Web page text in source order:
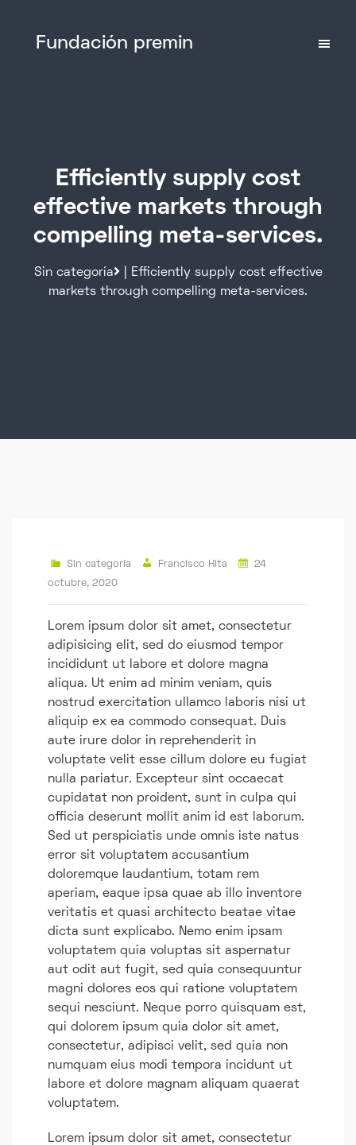
Fundación premin
Efficiently supply cost
effective markets through
compelling meta-services.
Sin categoría
| Efficiently supply cost effective
markets through compelling meta-services.
Sin categoría Francisco Hita
24
octubre, 2020
Lorem ipsum dolor sit amet, consectetur
adipisicing elit, sed do eiusmod tempor
incididunt ut labore et dolore magna
aliqua. Ut enim ad minim veniam, quis
nostrud exercitation ullamco laboris nisi ut
aliquip ex ea commodo consequat. Duis
aute irure dolor in reprehenderit in
voluptate velit esse cillum dolore eu fugiat
nulla pariatur. Excepteur sint occaecat
cupidatat non proident, sunt in culpa qui
officia deserunt mollit anim id est laborum.
Sed ut perspiciatis unde omnis iste natus
error sit voluptatem accusantium
doloremque laudantium, totam rem
aperiam, eaque ipsa quae ab illo inventore
veritatis et quasi architecto beatae vitae
dicta sunt explicabo. Nemo enim ipsam
voluptatem quia voluptas sit aspernatur
aut odit aut fugit, sed quia consequuntur
magni dolores eos qui ratione voluptatem
sequi nesciunt. Neque porro quisquam est,
qui dolorem ipsum quia dolor sit amet,
consectetur, adipisci velit, sed quia non
numquam eius modi tempora incidunt ut
labore et dolore magnam aliquam quaerat
voluptatem.
Lorem ipsum dolor sit amet, consectetur